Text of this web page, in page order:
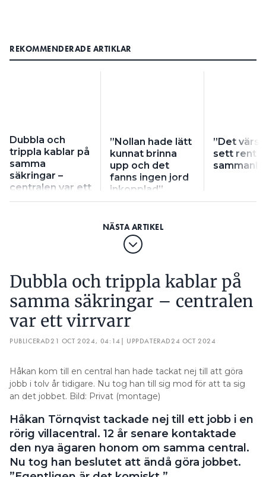
REKOMMENDERADE ARTIKLAR
Dubbla och
trippla kablar på
samma
säkringar –
centralen var ett
virrvarr
”Nollan hade lätt
kunnat brinna
upp och det
fanns ingen jord
inkopplad”
”Det
sett rent
Dubbla och trippla kablar på
samma säkringar – centralen
var ett virrvarr
PUBLICERAD21 OCT 2024, 04:14| UPPDATERAD24 OCT 2024
Håkan kom till en central han hade tackat nej till att göra
jobb i tolv år tidigare. Nu tog han till sig mod för att ta sig
an det jobbet. Bild: Privat (montage)
Håkan Törnqvist tackade nej till ett jobb i en
rörig villacentral. 12 år senare kontaktade
den nya ägaren honom om samma central.
Nu tog han beslutet att ändå göra jobbet.